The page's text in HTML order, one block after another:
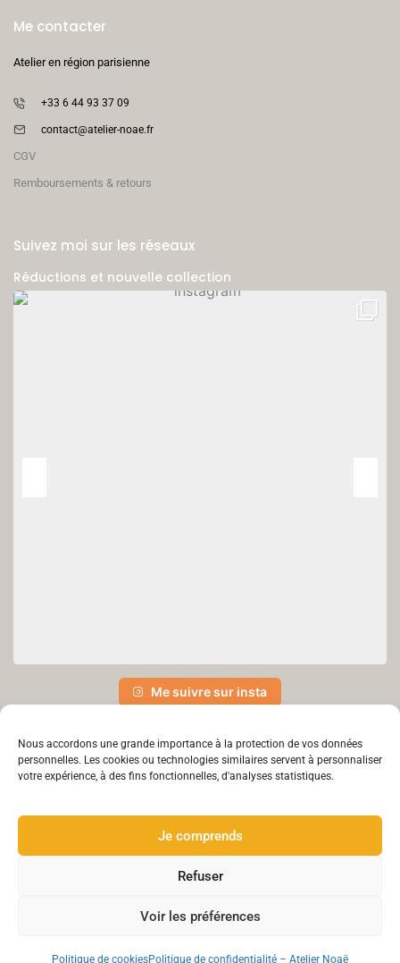
Nous accordons une grande importance à la protection de vos données
personnelles. Les cookies ou technologies similaires servent à personnaliser
votre expérience, à des fins fonctionnelles, d'analyses statistiques.
Je comprends
Refuser
Voir les préférences
Politique de cookiesPolitique de confidentialité – Atelier Noaë
Me contacter
Atelier en région parisienne
+33 6 44 93 37 09
contact@atelier-noae.fr
CGV
Remboursements & retours
Suivez moi sur les réseaux
Réductions et nouvelle collection
Me suivre sur insta